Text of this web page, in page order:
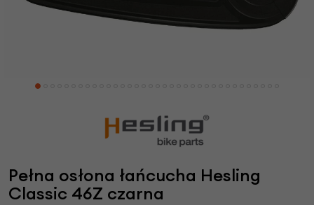
Pełna osłona łańcucha Hesling
Classic 46Z czarna